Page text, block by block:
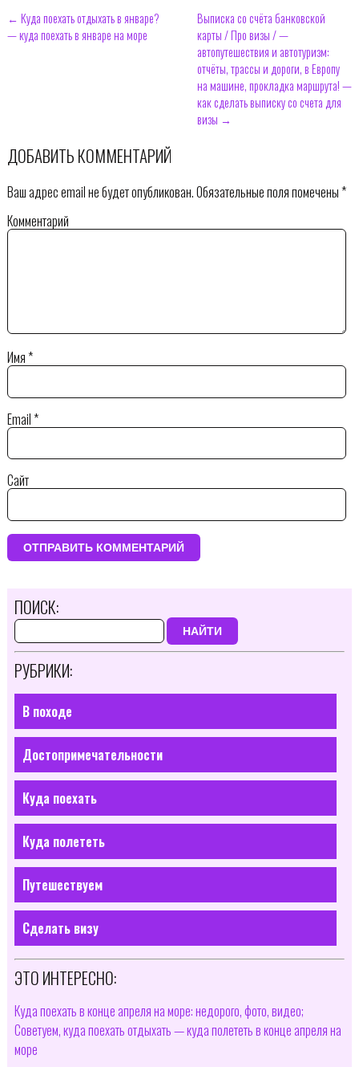
← Куда поехать отдыхать в январе?
— куда поехать в январе на море
Выписка со счёта банковской
карты / Про визы / —
автопутешествия и автотуризм:
отчёты, трассы и дороги, в Европу
на машине, прокладка маршрута! —
как сделать выписку со счета для
визы →
ДОБАВИТЬ КОММЕНТАРИЙ
Ваш адрес email не будет опубликован.Обязательные поля помечены*
Комментарий
Имя*
Email*
Сайт
ПОИСК:
НАЙТИ
РУБРИКИ:
В походе
Достопримечательности
Куда поехать
Куда полететь
Путешествуем
Сделать визу
ЭТО ИНТЕРЕСНО:
Куда поехать в конце апреля на море: недорого, фото, видео;
Советуем, куда поехать отдыхать — куда полететь в конце апреля на
море